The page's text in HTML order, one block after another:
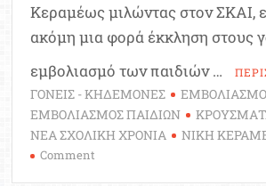
Κεραμέως μιλώντας στον ΣΚΑΙ,
ακόμη μια φορά έκκληση στους
εμβολιασμό των παιδιών …
ΓΟΝΕΙΣ - ΚΗΔΕΜΟΝΕΣ
ΕΜΒΟΛΙΑΣΜΟΣ ΠΑΙΔΙΩΝ
ΝΕΑ ΣΧΟΛΙΚΗ ΧΡΟΝΙΑ
ΝΙΚΗ
Comment